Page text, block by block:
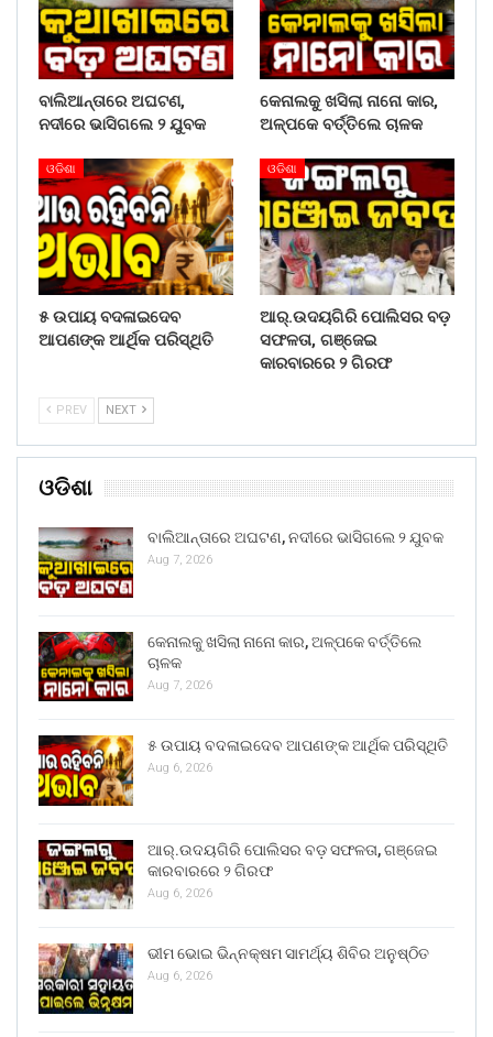
ବାଲିଆନ୍ତାରେ ଅଘଟଣ,
ନଦୀରେ ଭାସିଗଲେ ୨ ଯୁବକ
କେନାଲକୁ ଖସିଲା ନାନୋ କାର,
ଅଳ୍ପକେ ବର୍ତ୍ତିଲେ ଚାଳକ
ଓଡିଶା
୫ ଉପାୟ ବଦଳାଇଦେବ
ଆପଣଙ୍କ ଆର୍ଥିକ ପରିସ୍ଥିତି
ଓଡିଶା
ଆର୍.ଉଦୟଗିରି ପୋଲିସର ବଡ଼
ସଫଳତା, ଗଞ୍ଜେଇ
କାରବାରରେ ୨ ଗିରଫ
PREV NEXT
ଓଡିଶା
ବାଲିଆନ୍ତାରେ ଅଘଟଣ, ନଦୀରେ ଭାସିଗଲେ ୨ ଯୁବକ
Aug 7, 2026
କେନାଲକୁ ଖସିଲା ନାନୋ କାର, ଅଳ୍ପକେ ବର୍ତ୍ତିଲେ
ଚାଳକ
Aug 7, 2026
୫ ଉପାୟ ବଦଳାଇଦେବ ଆପଣଙ୍କ ଆର୍ଥିକ ପରିସ୍ଥିତି
Aug 6, 2026
ଆର୍.ଉଦୟଗିରି ପୋଲିସର ବଡ଼ ସଫଳତା, ଗଞ୍ଜେଇ
କାରବାରରେ ୨ ଗିରଫ
Aug 6, 2026
ଭୀମ ଭୋଇ ଭିନ୍ନକ୍ଷମ ସାମର୍ଥ୍ୟ ଶିବିର ଅନୁଷ୍ଠିତ
Aug 6, 2026